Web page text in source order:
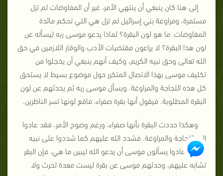
إلى هنا كان ينبغي أن ينتهي الأمر، غير أن المفاوضات لم تزل
مستمرة، ومراوغة بني إسرائيل لم تزل هي التي تحكم مائدة
المفاوضات. ما هو لون البقرة؟ لماذا يدعو موسى ربه ليسأله عن
لون هذا البقرة؟ لا يراعون مقتضيات الأدب والوقار اللازمين في حق
الله تعالى وحق نبيه الكريم، وكيف أنهم ينبغي أن يخجلوا من
تكليف موسى بهذا الاتصال المتكرر حول موضوع بسيط لا يستحق
كل هذه اللجاجة والمراوغة. ويسأل موسى ربه ثم يحدثهم عن لون
البقرة المطلوبة. فيقول أنها بقرة صفراء، فاقع لونها تسر الناظرين.
وهكذا حددت البقرة بأنها صفراء، ورغم وضوح الأمر، فقد عادوا
إلى اللجاجة والمراوغة. فشدد الله عليهم كما شددوا على نبيه
وآذوه. عادوا يسألون موسى أن يدعو الله ليبين ما هي، فإن البقر
تشابه عليهم، وحدثهم موسى عن بقرة ليست معدة لحرث ولا